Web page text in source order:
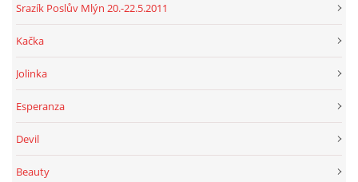
Srazík Poslův Mlýn 20.-22.5.2011
Kačka
Jolinka
Esperanza
Devil
Beauty